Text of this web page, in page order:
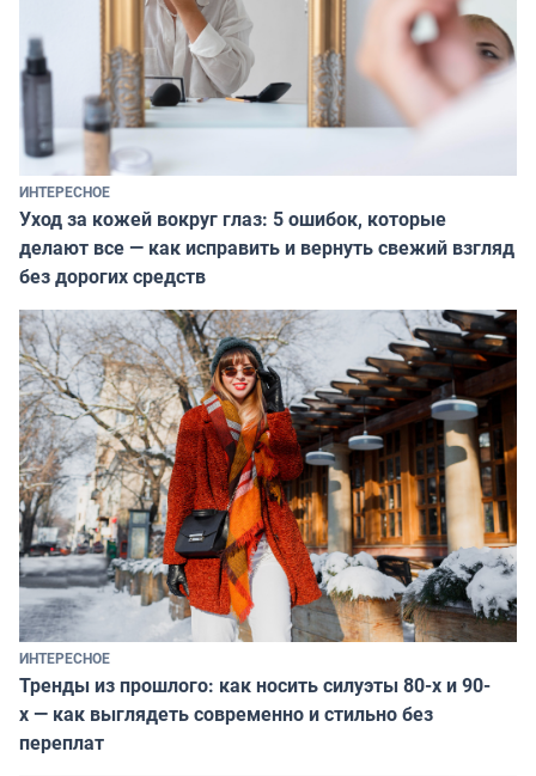
ИНТЕРЕСНОЕ
Уход за кожей вокруг глаз: 5 ошибок, которые
делают все — как исправить и вернуть свежий взгляд
без дорогих средств
ИНТЕРЕСНОЕ
Тренды из прошлого: как носить силуэты 80-х и 90-
х — как выглядеть современно и стильно без
переплат